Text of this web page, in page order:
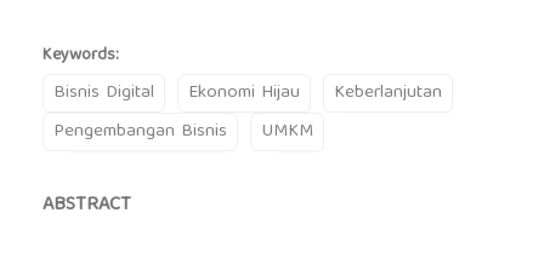
Keywords:
Bisnis Digital Ekonomi Hijau
Keberlanjutan
Pengembangan Bisnis
UMKM
ABSTRACT